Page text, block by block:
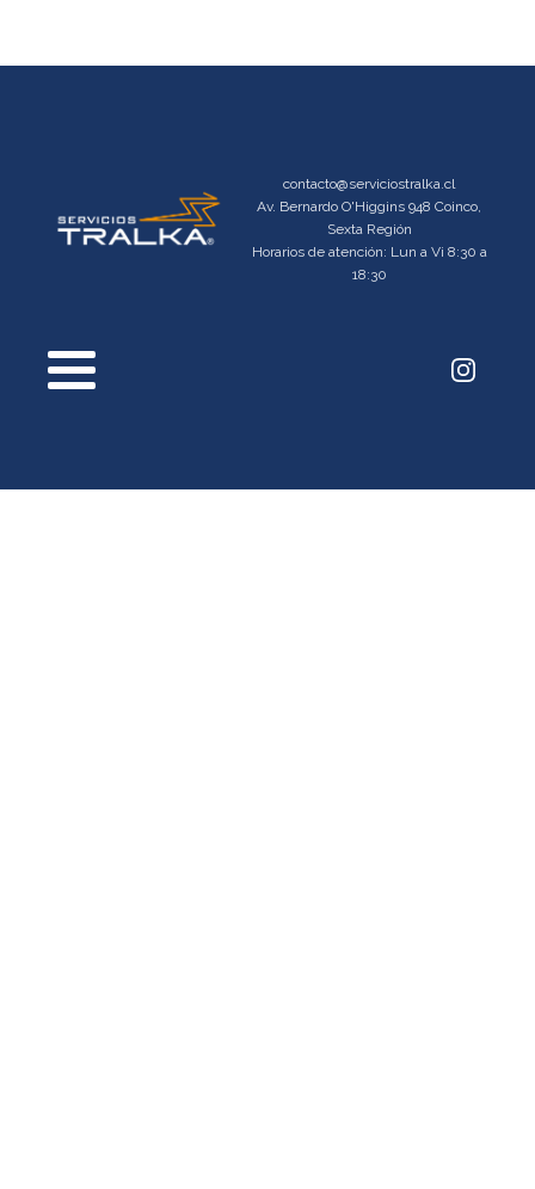
contacto@serviciostralka.cl
Av. Bernardo O'Higgins 948 Coinco,
Sexta Región
Horarios de atención: Lun a Vi 8:30 a
18:30